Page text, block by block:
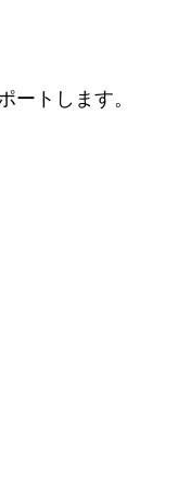
ートします。